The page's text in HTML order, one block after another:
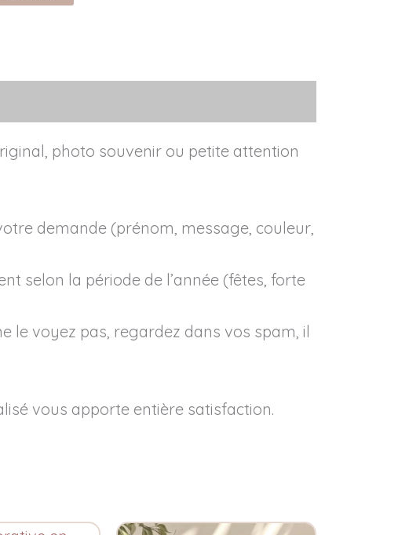
photo souvenir ou petite attention
demande (prénom, message, couleur,
selon la période de l’année (fêtes, forte
le voyez pas, regardez dans vos spam, il
vous apporte entière satisfaction.